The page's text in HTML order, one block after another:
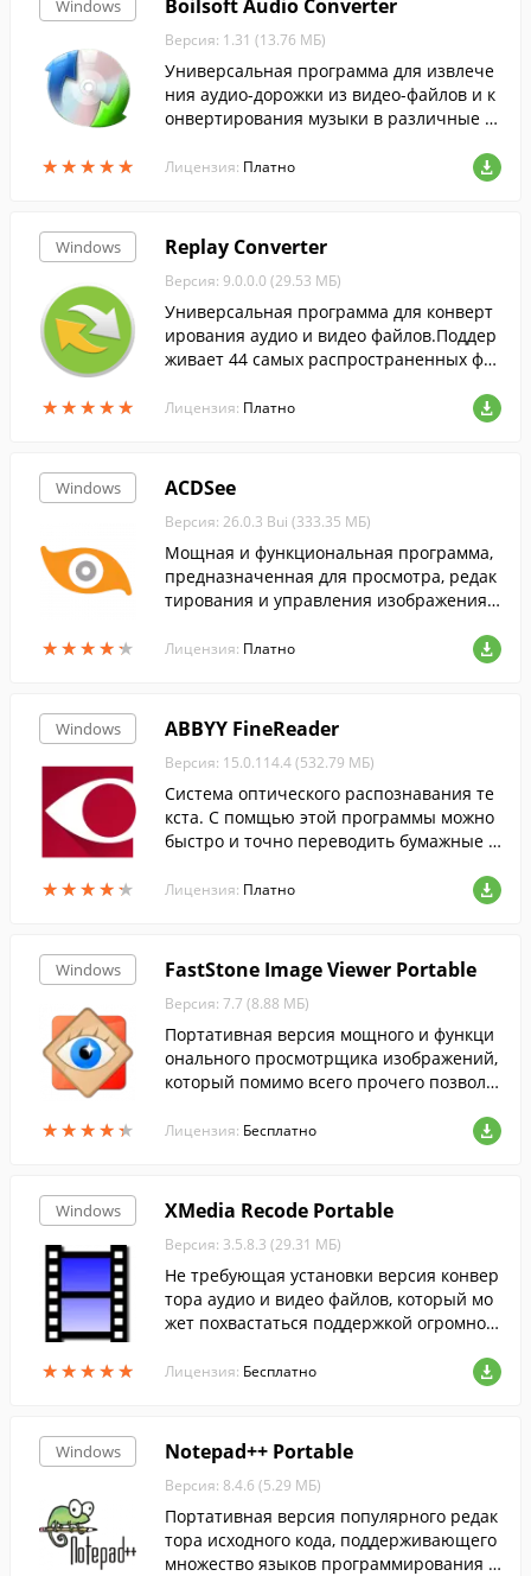
Windows
★★★★★
★★★★★
Boilsoft Audio Converter
Версия: 1.31 (13.76 МБ)
Универсальная программа для извлече
ния аудио-дорожки из видео-файлов и к
онвертирования музыки в различные ф
Лицензия: Платно
Windows
★★★★★
★★★★★
Replay Converter
Версия: 9.0.0.0 (29.53 МБ)
Универсальная программа для конверт
ирования аудио и видео файлов.Поддер
живает 44 самых распространенных фо
Лицензия: Платно
Windows
★★★★★
★★★★★
ACDSee
Версия: 26.0.3 Bui (333.35 МБ)
Мощная и функциональная программа,
предназначенная для просмотра, редак
тирования и управления изображениям
Лицензия: Платно
Windows
★★★★★
★★★★★
ABBYY FineReader
Версия: 15.0.114.4 (532.79 МБ)
Cистема оптического распознавания те
кста. С помщью этой программы можно
быстро и точно переводить бумажные д
рафии документов в редактируемый фо
Лицензия: Платно
Windows
★★★★★
★★★★★
FastStone Image Viewer Portable
Версия: 7.7 (8.88 МБ)
Портативная версия мощного и функци
онального просмотрщика изображений,
который помимо всего прочего позволя
тинки....
Лицензия: Бесплатно
Windows
★★★★★
★★★★★
XMedia Recode Portable
Версия: 3.5.8.3 (29.31 МБ)
Не требующая установки версия конвер
тора аудио и видео файлов, который мо
жет похвастаться поддержкой огромног
Лицензия: Бесплатно
Windows Notepad++ Portable
Версия: 8.4.6 (5.29 МБ)
Портативная версия популярного редак
тора исходного кода, поддерживающего
множество языков программирования и